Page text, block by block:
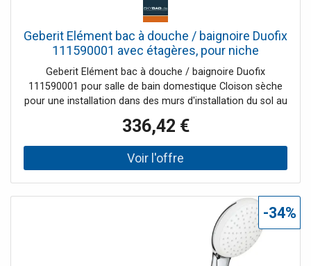
Geberit Elément bac à douche / baignoire Duofix
111590001 avec étagères, pour niche
abalgebox
Geberit Elément bac à douche / baignoire Duofix
111590001 pour salle de bain domestique Cloison sèche
pour une installation dans des murs d'installation du sol au
sol au Geberit match1 Duofix pour joints composites
Habillages d´interrupteurs autoportant0 Habillages d
´interrupteurs poudre Habillages d´interrupteurs avec
Habillages d´interrupteurs de 9 mm pour la fixation dans
pré-assemblée Polaire d'étanchéité tout autour de 10 cm
pour connecter des systèmes d'étanchéité Épaisseur du
revêtement 10-30 mm convient aux structures de tuiles
de 4 à 30 mm composé d'un cadre d'espace libre Kit de
coque pour boîte de rangement de niche Geberit GIS avec
336,42 €
-34%